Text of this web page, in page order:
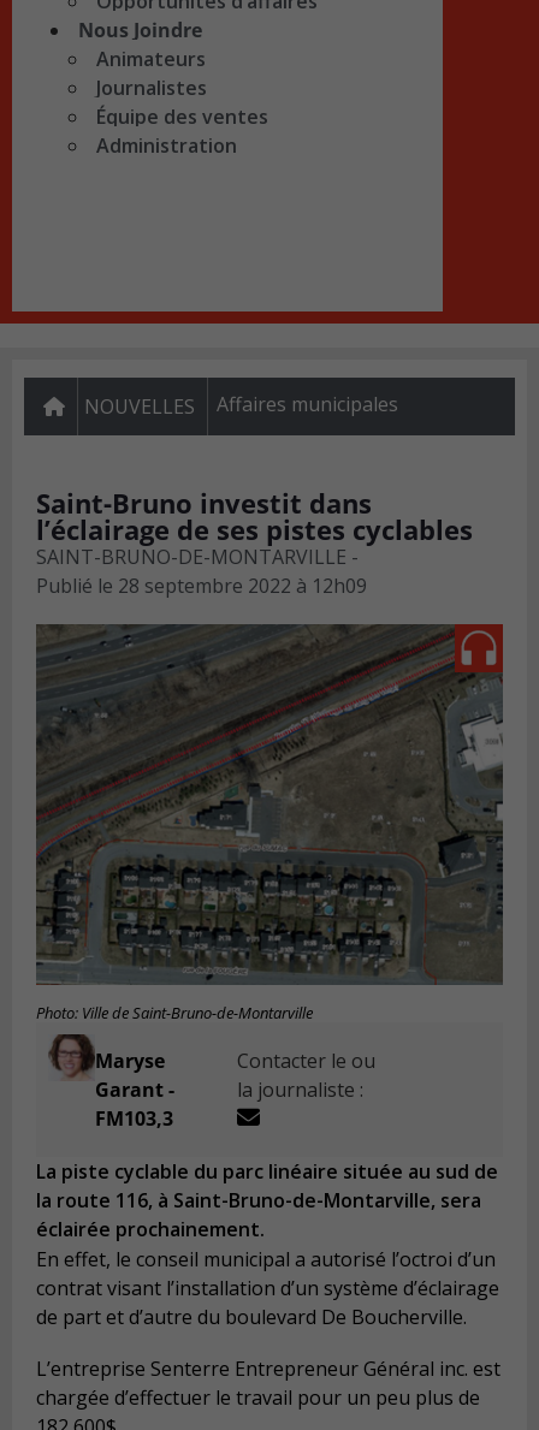
Nous Joindre
Animateurs
Journalistes
Équipe des ventes
Administration
NOUVELLES Affaires municipales
Saint-Bruno investit dans
l’éclairage de ses pistes cyclables
SAINT-BRUNO-DE-MONTARVILLE -
Publié le 28 septembre 2022 à 12h09
Photo: Ville de Saint-Bruno-de-Montarville
Maryse
Garant -
FM103,3
Contacter le ou
la journaliste :
La piste cyclable du parc linéaire située au sud de
la route 116, à Saint-Bruno-de-Montarville, sera
éclairée prochainement.
En effet, le conseil municipal a autorisé l’octroi d’un
contrat visant l’installation d’un système d’éclairage
de part et d’autre du boulevard De Boucherville.
L’entreprise Senterre Entrepreneur Général inc. est
chargée d’effectuer le travail pour un peu plus de